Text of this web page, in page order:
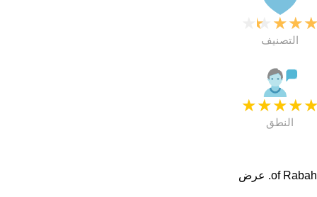
★
★
★
التصنيف
★
★
★
★
النطق
. عرض